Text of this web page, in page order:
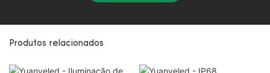
Produtos relacionados